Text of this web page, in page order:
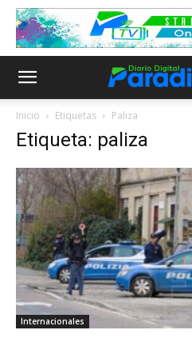
Inicio Etiquetas Paliza
Etiqueta: paliza
Internacionales